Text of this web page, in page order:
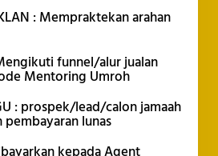
: Mempraktekan arahan
funnel/alur jualan
Mentoring Umroh
: prospek/lead/calon jamaah
lunas